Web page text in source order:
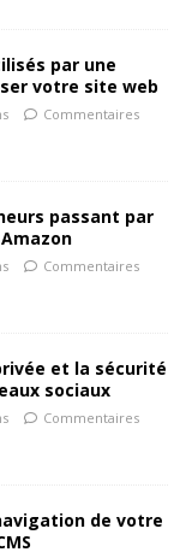
par une
votre site web
Commentaires
passant par
Commentaires
et la sécurité
sociaux
Commentaires
de votre